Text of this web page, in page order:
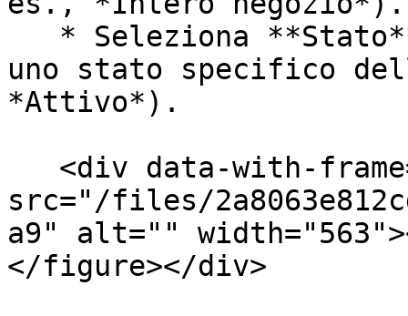
uno stato specifico
*Attivo*).
src="/files/
a9" alt=""
</figure></div>